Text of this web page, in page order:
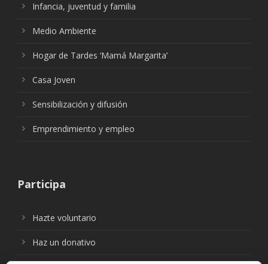
Infancia, juventud y familia
Medio Ambiente
Hogar de Tardes ‘Mamá Margarita’
Casa Joven
Sensibilización y difusión
Emprendimiento y empleo
Participa
Hazte voluntario
Haz un donativo